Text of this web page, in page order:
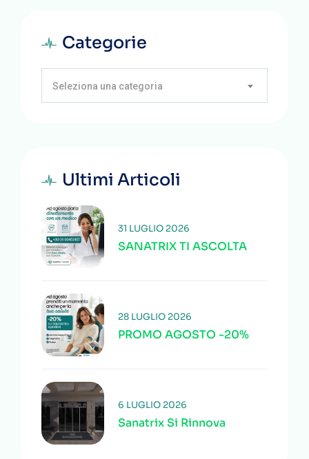
Categorie
Seleziona una categoria
Ultimi Articoli
SANATRIX TI ASCOLTA
31 LUGLIO 2026
PROMO AGOSTO -20%
28 LUGLIO 2026
Sanatrix Si Rinnova
6 LUGLIO 2026